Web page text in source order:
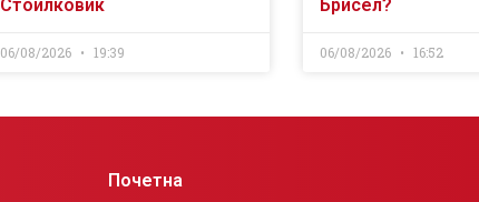
Стоилковиќ
06/08/2026 19:39
Брисел?
06/08/2026 16:52
Почетна